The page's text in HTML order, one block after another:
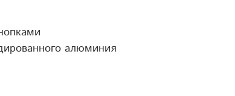
алюминия